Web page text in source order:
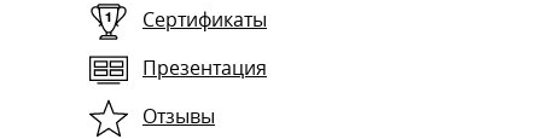
Сертификаты
Презентация
Отзывы